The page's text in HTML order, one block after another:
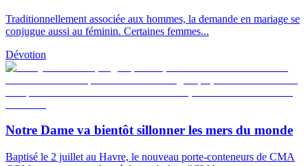
Traditionnellement associée aux hommes, la demande en mariage se
conjugue aussi au féminin. Certaines femmes...
Dévotion
Notre Dame va bientôt sillonner les mers du monde
Baptisé le 2 juillet au Havre, le nouveau porte-conteneurs de CMA